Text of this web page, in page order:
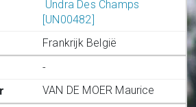
Undra Des Champs
[UN00482]
Frankrijk België
-
VAN DE MOER Maurice